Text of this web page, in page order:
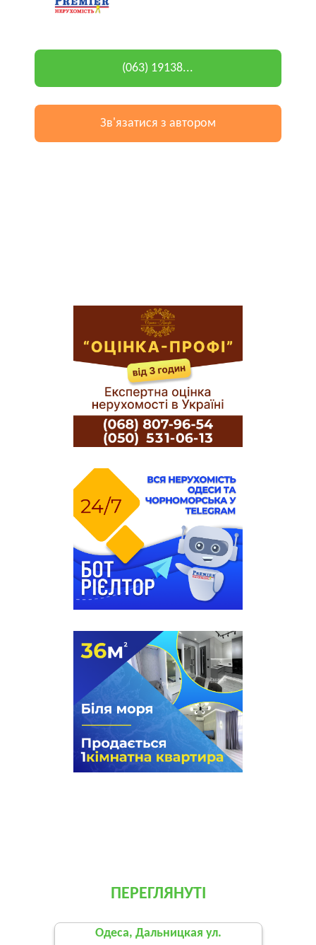
(063) 19138...
Зв'язатися з автором
ПЕРЕГЛЯНУТІ
Одеса, Дальницкая ул.